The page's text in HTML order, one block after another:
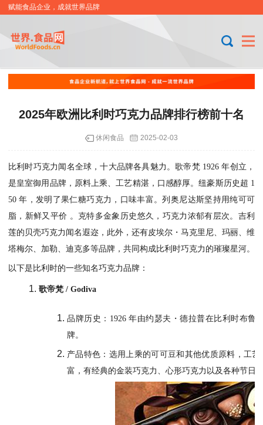
赋能食品企业，成就世界品牌
2025年欧洲比利时巧克力品牌排行榜前十名
休闲食品 2025-02-03
比利时巧克力闻名全球，十大品牌各具魅力。歌帝梵 1926 年创立，
是皇室御用品牌，原料上乘、工艺精湛，口感醇厚。纽豪斯历史超 1
50 年，发明了果仁糖巧克力，口味丰富。列奥尼达斯坚持用纯可可
脂，新鲜又平价 。克特多金象历史悠久，巧克力浓郁有层次。吉利
莲的贝壳巧克力闻名遐迩，此外，还有皮埃尔・马克里尼、玛丽、维
塔梅尔、加勒、迪克多等品牌，共同构成比利时巧克力的璀璨星河。
以下是比利时的一些知名巧克力品牌：
歌帝梵 / Godiva
品牌历史：1926 年由约瑟夫・德拉普在比利时布鲁
牌。
产品特色：选用上乘的可可豆和其他优质原料，工
富，有经典的金装巧克力、心形巧克力以及各种节日